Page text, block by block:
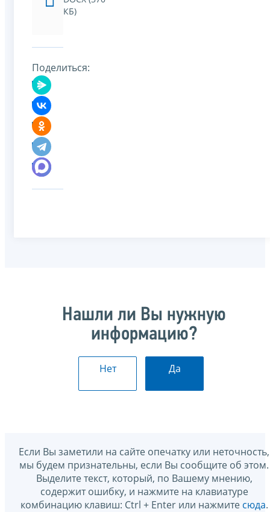
КБ)
Поделиться:
Нашли ли Вы нужную
информацию?
Нет Да
Если Вы заметили на сайте опечатку или неточность,
мы будем признательны, если Вы сообщите об этом.
Выделите текст, который, по Вашему мнению,
содержит ошибку, и нажмите на клавиатуре
комбинацию клавиш: Ctrl + Enter или нажмите сюда.